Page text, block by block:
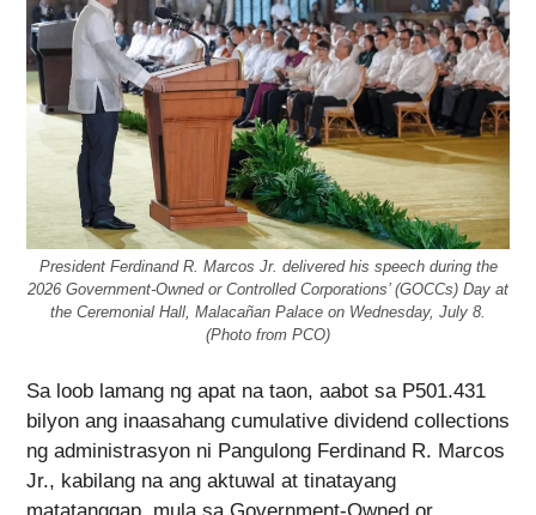
President Ferdinand R. Marcos Jr. delivered his speech during the
2026 Government-Owned or Controlled Corporations’ (GOCCs) Day at
the Ceremonial Hall, Malacañan Palace on Wednesday, July 8.
(Photo from PCO)
Sa loob lamang ng apat na taon, aabot sa P501.431
bilyon ang inaasahang cumulative dividend collections
ng administrasyon ni Pangulong Ferdinand R. Marcos
Jr., kabilang na ang aktuwal at tinatayang